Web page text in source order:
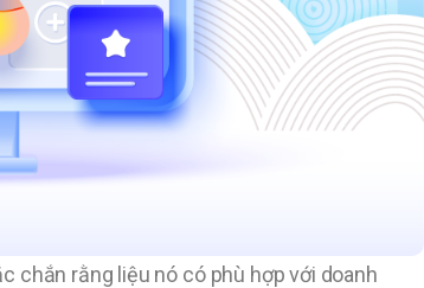
chắn rằng liệu nó có phù hợp với doanh